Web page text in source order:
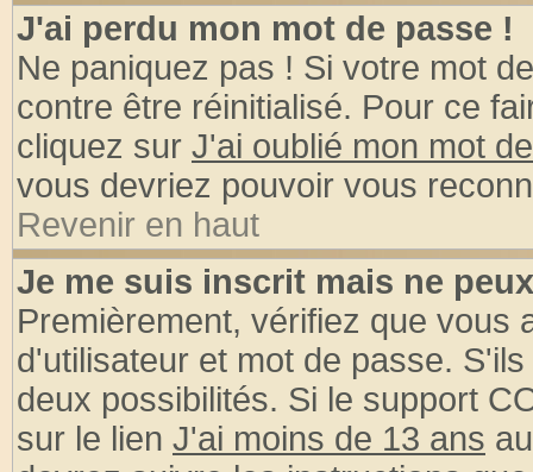
J'ai perdu mon mot de passe !
Ne paniquez pas ! Si votre mot
contre être réinitialisé. Pour ce
cliquez sur J'ai oublié mon mot
vous devriez pouvoir vous
Revenir en haut
Je me suis inscrit mais ne
Premièrement, vérifiez que vous
d'utilisateur et mot de passe.
deux possibilités. Si le support
sur le lien J'ai moins de 13 ans